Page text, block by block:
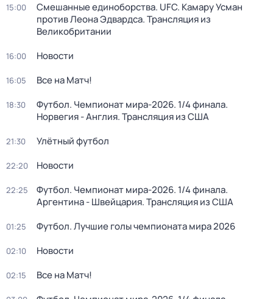
15:00
Смешанные единоборства. UFC. Камару Усман
против Леона Эдвардса. Трансляция из
Великобритании
16:00 Новости
16:05 Все на Матч!
18:30
Футбол. Чемпионат мира-2026. 1/4 финала.
Норвегия - Англия. Трансляция из США
21:30 Улётный футбол
22:20 Новости
22:25
Футбол. Чемпионат мира-2026. 1/4 финала.
Аргентина - Швейцария. Трансляция из США
01:25 Футбол. Лучшие голы чемпионата мира 2026
02:10 Новости
02:15 Все на Матч!